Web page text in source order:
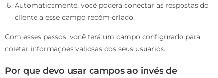
Automaticamente, você poderá conectar as respostas do
cliente a esse campo recém-criado.
Com esses passos, você terá um campo configurado para
coletar informações valiosas dos seus usuários.
Por que devo usar campos ao invés de